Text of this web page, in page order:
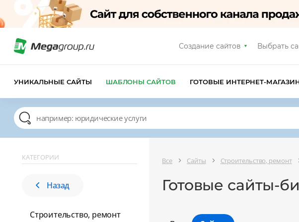
Создание сайтов Выбрать
УНИКАЛЬНЫЕ САЙТЫ ШАБЛОНЫ САЙТОВ ГОТОВЫЕ ИНТЕРНЕТ-
КАТЕГОРИИ
Назад
Строительство, ремонт
Все Сайты Строительство, ремонт
Готовые сайты-